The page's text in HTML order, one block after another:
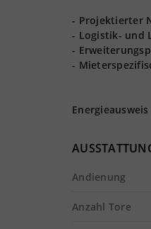
- Projektierter
- Logistik- und
-
-
Andienung
Anzahl Tore